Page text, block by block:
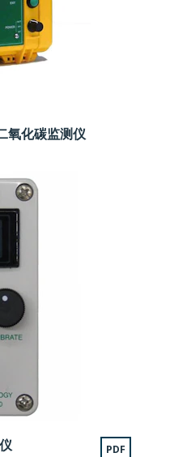
氧化碳监测仪
PDF